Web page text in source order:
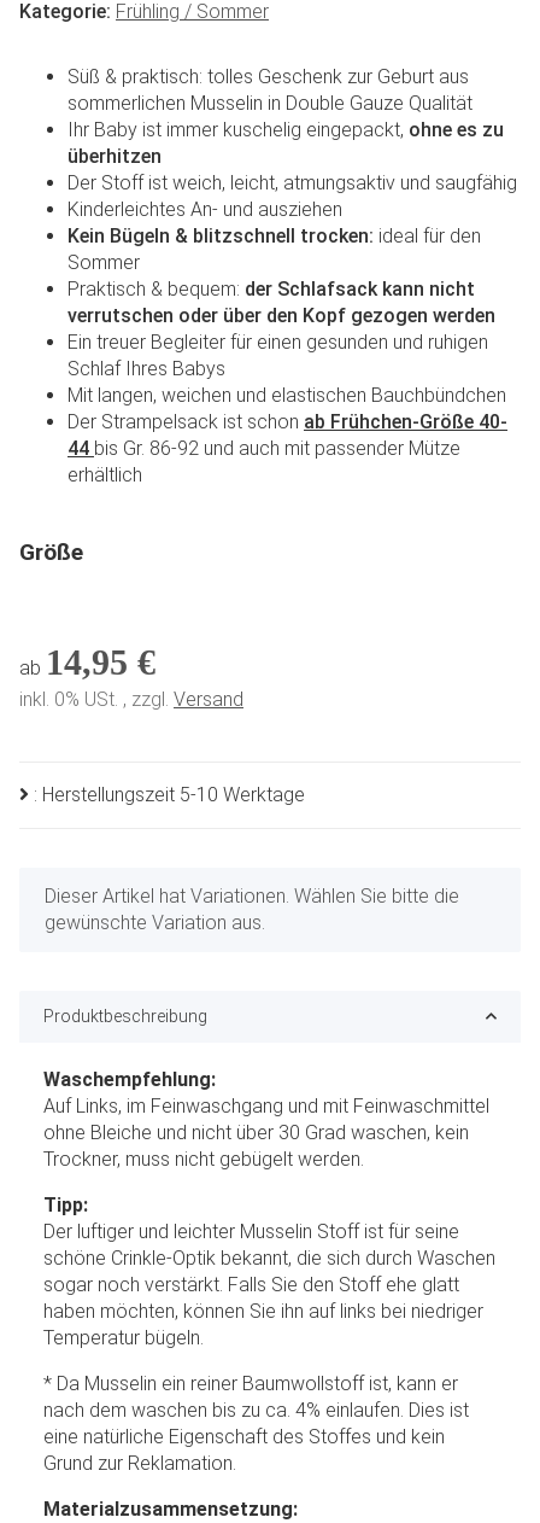
Kategorie: Frühling / Sommer
Süß & praktisch: tolles Geschenk zur Geburt aus
sommerlichen Musselin in Double Gauze Qualität
Ihr Baby ist immer kuschelig eingepackt, ohne es zu
überhitzen
Der Stoff ist weich, leicht, atmungsaktiv und saugfähig
Kinderleichtes An- und ausziehen
Kein Bügeln & blitzschnell trocken: ideal für den
Sommer
Praktisch & bequem: der Schlafsack kann nicht
verrutschen oder über den Kopf gezogen werden
Ein treuer Begleiter für einen gesunden und ruhigen
Schlaf Ihres Babys
Mit langen, weichen und elastischen Bauchbündchen
Der Strampelsack ist schon ab Frühchen-Größe 40-
44 bis Gr. 86-92 und auch mit passender Mütze
erhältlich
Größe
ab 14,95 €
inkl. 0% USt. , zzgl. Versand
: Herstellungszeit 5-10 Werktage
x
Dieser Artikel hat Variationen. Wählen Sie bitte die
gewünschte Variation aus.
Produktbeschreibung
Waschempfehlung:
Auf Links, im Feinwaschgang und mit Feinwaschmittel
ohne Bleiche und nicht über 30 Grad waschen, kein
Trockner, muss nicht gebügelt werden.
Tipp:
Der luftiger und leichter Musselin Stoff ist für seine
schöne Crinkle-Optik bekannt, die sich durch Waschen
sogar noch verstärkt. Falls Sie den Stoff ehe glatt
haben möchten, können Sie ihn auf links bei niedriger
Temperatur bügeln.
* Da Musselin ein reiner Baumwollstoff ist, kann er
nach dem waschen bis zu ca. 4% einlaufen. Dies ist
eine natürliche Eigenschaft des Stoffes und kein
Grund zur Reklamation.
Materialzusammensetzung: